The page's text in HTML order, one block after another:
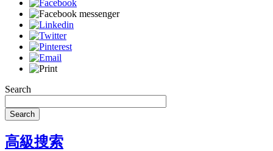
Search
Search
高級搜索